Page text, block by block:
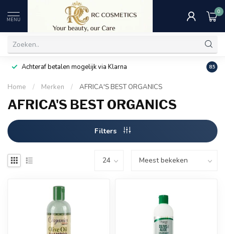
MENU
0
Achteraf betalen mogelijk via Klarna 8.5
Home / Merken / AFRICA'S BEST ORGANICS
AFRICA'S BEST ORGANICS
Filters